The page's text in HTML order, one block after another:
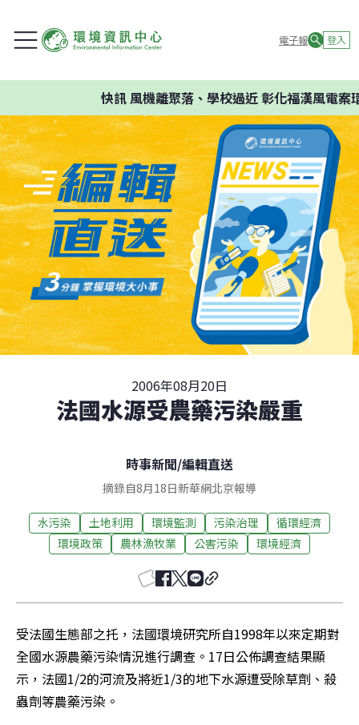
電子報 登入
快訊風機離聚落、學校過近 彰化福漢風電案環
2006年08月20日
法國水源受農藥污染嚴重
時事新聞/編輯直送
摘錄自8月18日新華網北京報導
水污染 土地利用 環境監測 污染治理
循環經濟
環境政策
農林漁牧業 公害污染 環境經濟
受法國生態部之托，法國環境研究所自1998年以來定期對
全國水源農藥污染情況進行調查。17日公佈調查結果顯
示，法國1/2的河流及將近1/3的地下水源遭受除草劑、殺
蟲劑等農藥污染。